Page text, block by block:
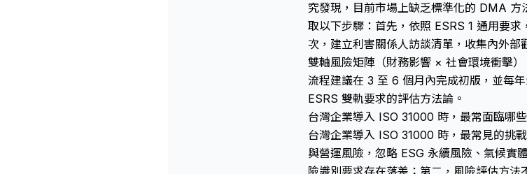
究發現，目前市場上缺乏標準化的 DMA
取以下步驟：首先，依照 ESRS 1 通用要
次，建立利害關係人訪談清單，收集內外
雙軸風險矩陣（財務影響 × 社會環境衝擊
流程建議在 3 至 6 個月內完成初版，並每
ESRS 雙軌要求的評估方法論。
台灣企業導入 ISO 31000 時，最常面臨哪
台灣企業導入 ISO 31000 時，最常見的挑
與營運風險，忽略 ESG 永續風險、氣候實
險識別要求存在落差；第二，風險評估方